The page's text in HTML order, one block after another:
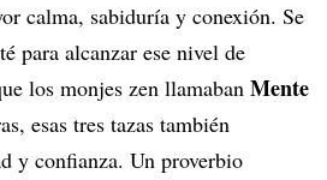
calma, sabiduría y conexión. Se
para alcanzar ese nivel de
los monjes zen llamaban Mente
esas tres tazas también
y confianza. Un proverbio